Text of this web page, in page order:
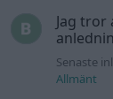
Jag tror
Senaste
Allmänt